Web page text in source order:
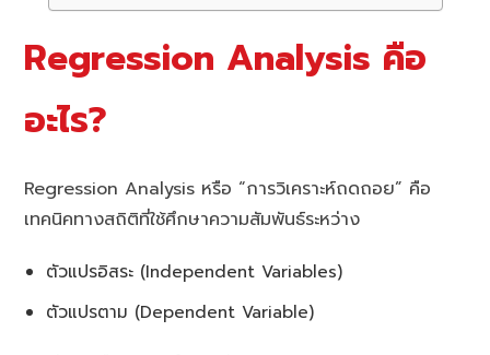
Regression Analysis คือ
อะไร?
Regression Analysis หรือ “การวิเคราะห์ถดถอย” คือ
เทคนิคทางสถิติที่ใช้ศึกษาความสัมพันธ์ระหว่าง
ตัวแปรอิสระ (Independent Variables)
ตัวแปรตาม (Dependent Variable)